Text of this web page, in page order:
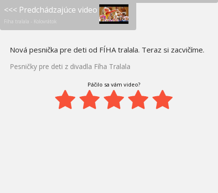
<<< Predchádzajúce video
Fíha tralala - Kolovrátok
Nová pesnička pre deti od FÍHA tralala. Teraz si zacvičíme.
Pesničky pre deti z divadla Fíha Tralala
Páčilo sa vám video?